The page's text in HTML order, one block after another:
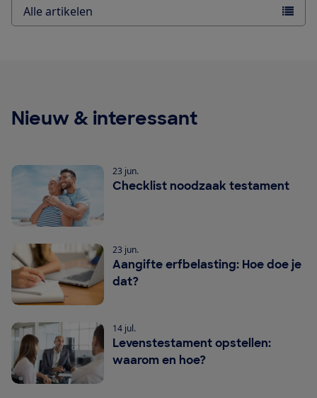
Alle artikelen
Nieuw & interessant
Checklist noodzaak testament
23 jun.
Aangifte erfbelasting: Hoe doe je
dat?
23 jun.
Levenstestament opstellen:
waarom en hoe?
14 jul.